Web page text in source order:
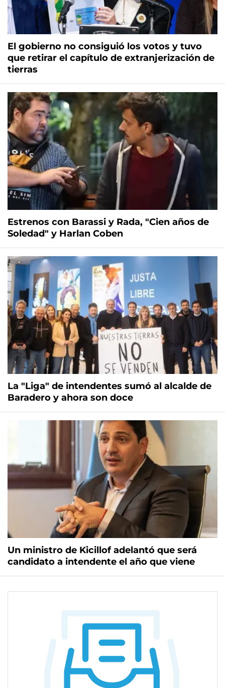
El gobierno no consiguió los votos y tuvo
que retirar el capítulo de extranjerización de
tierras
Estrenos con Barassi y Rada, "Cien años de
Soledad" y Harlan Coben
La "Liga" de intendentes sumó al alcalde de
Baradero y ahora son doce
Un ministro de Kicillof adelantó que será
candidato a intendente el año que viene